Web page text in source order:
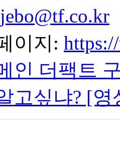
jebo@tf.co.kr
이지:
인 더팩트
고싶냐? [